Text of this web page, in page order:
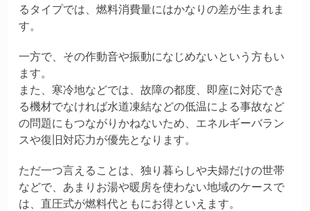
るタイプでは、燃料消費量にはかなりの差が生まれま
す。
一方で、その作動音や振動になじめないという方もい
ます。
また、寒冷地などでは、故障の都度、即座に対応でき
る機材でなければ水道凍結などの低温による事故など
の問題にもつながりかねないため、エネルギーバラン
スや復旧対応力が優先となります。
ただ一つ言えることは、独り暮らしや夫婦だけの世帯
などで、あまりお湯や暖房を使わない地域のケースで
は、直圧式が燃料代ともにお得といえます。